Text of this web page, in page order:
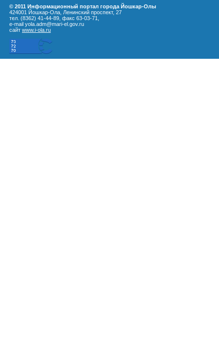
© 2011 Информационный портал города Йошкар-Олы
424001 Йошкар-Ола, Ленинский проспект, 27
тел. (8362) 41-44-89, факс 63-03-71,
e-mail yola.adm@mari-el.gov.ru
сайт www.i-ola.ru